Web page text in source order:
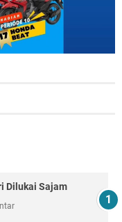
Dilukai Sajam